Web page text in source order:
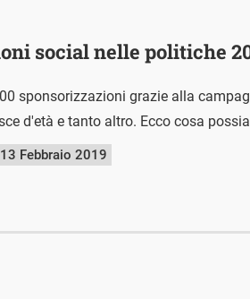
social nelle politiche
sponsorizzazioni grazie alla
d'età e tanto altro. Ecco cosa
Febbraio 2019